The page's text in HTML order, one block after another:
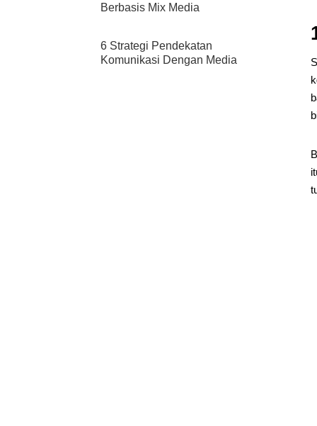
Berbasis Mix Media
6 Strategi Pendekatan
Komunikasi Dengan Media